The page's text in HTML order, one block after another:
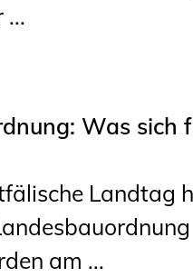
...
Was sich
Landtag
am ...